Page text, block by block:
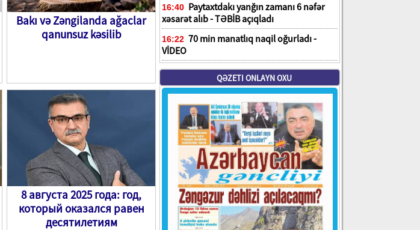
Bakı və Zəngilanda ağaclar
qanunsuz kəsilib
8 августа 2025 года: год,
который оказался равен
десятилетиям
16:40 Paytaxtdakı yanğın zamanı 6 nəfər
xəsarət alıb - TƏBİB açıqladı
16:22 70 min manatlıq naqil oğurladı -
VİDEO
QƏZETI ONLAYN OXU